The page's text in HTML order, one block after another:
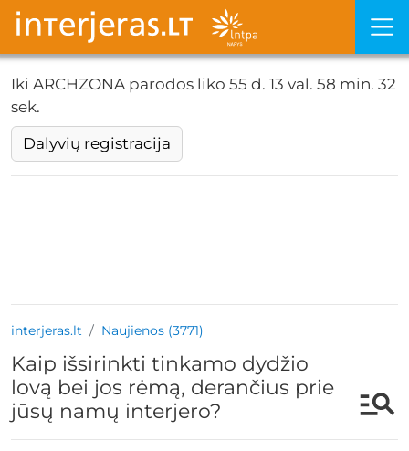
Iki ARCHZONA parodos liko 55 d. 13 val. 58 min. 31
sek.
Dalyvių registracija
interjeras.lt Naujienos (3771)
Kaip išsirinkti tinkamo dydžio
lovą bei jos rėmą, derančius prie
jūsų namų interjero?